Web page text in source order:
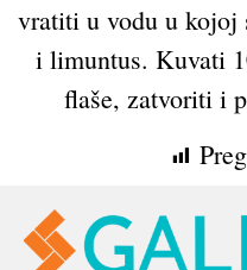
vratiti u vodu u kojoj
i limuntus. Kuvati
flaše, zatvoriti i